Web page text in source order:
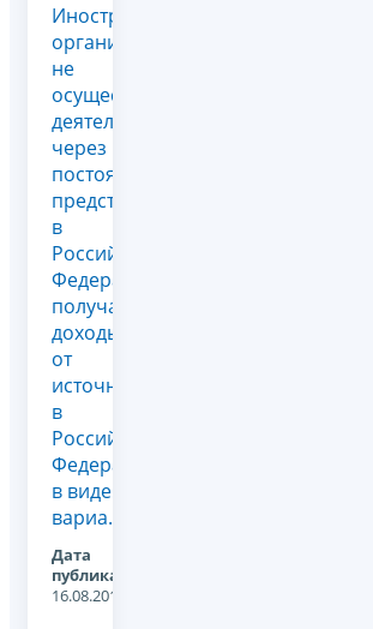
Иностранная
организация,
не
осуществляющая
деятельность
через
постоянное
представительство
в
Российской
Федерации,
получает
доходы
от
источников
в
Российской
Федерации
в виде
вариа...
Дата
публикации:
16.08.2011